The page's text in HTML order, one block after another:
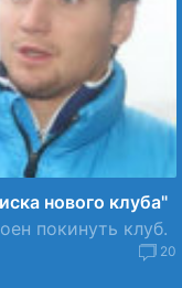
нового клуба"
покинуть клуб.
20